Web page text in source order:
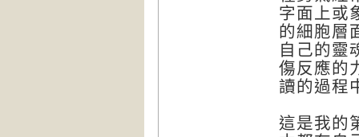
字面上或
的細胞層
自己的靈
傷反應的
讀的過程
這是我的